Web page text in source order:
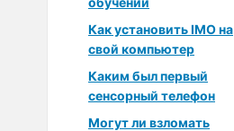
Как установить IMO на
свой компьютер
Каким был первый
сенсорный телефон
Могут ли взломать